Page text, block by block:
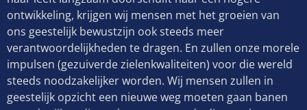
ontwikkeling, krijgen wij mensen met het groeien van
ons geestelijk bewustzijn ook steeds meer
verantwoordelijkheden te dragen. En zullen onze morele
impulsen (gezuiverde zielenkwaliteiten) voor die wereld
steeds noodzakelijker worden. Wij mensen zullen in
geestelijk opzicht een nieuwe weg moeten gaan banen